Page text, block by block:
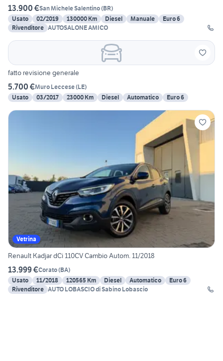
13.900 €San Michele Salentino(BR)
Usato
02/2019 130000 Km Diesel Manuale
Euro 6
Rivenditore AUTOSALONE AMICO
fatto revisione generale
5.700 €Muro Leccese(LE)
Usato
03/2017 23000 Km Diesel Automatico Euro 6
Vetrina
Renault Kadjar dCi 110CV Cambio Autom. 11/2018
13.999 €Corato(BA)
Usato
11/2018 120565 Km Diesel Automatico
Euro 6
Rivenditore AUTO LOBASCIO di Sabino Lobascio